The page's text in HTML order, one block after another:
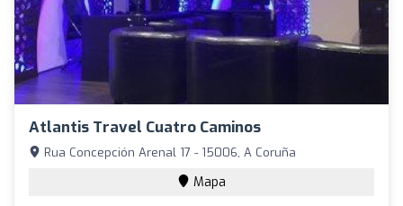
Atlantis Travel Cuatro Caminos
Rua Concepción Arenal 17 - 15006, A Coruña
Mapa